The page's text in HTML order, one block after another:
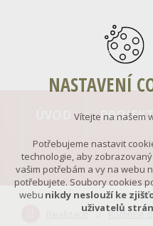
Realizace Rodinné
NASTAVENÍ
Vítejte na našem
Potřebujeme nastavit
technologie, aby
vašim potřebám a vy na webu
potřebujete. Soubory cookies
webu nikdy neslouží ke
uživatelů